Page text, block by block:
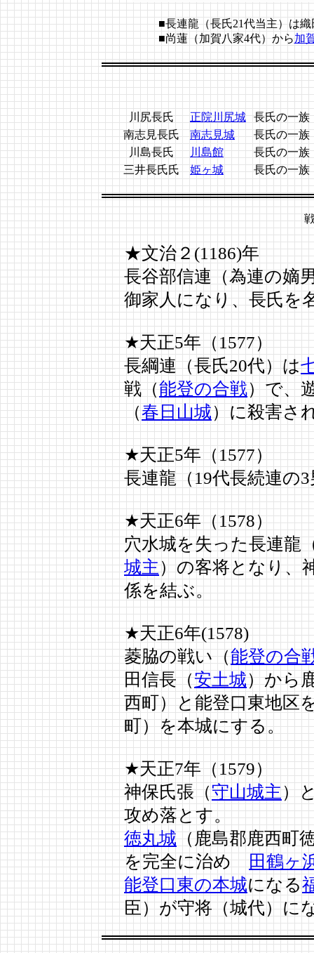
■長連龍（長氏21代当主）は
■尚蓮（加賀八家4代）から加
川尻長氏 正院川尻城
長氏の一族
南志見長氏
南志見城
長氏の一族
川島長氏
川島館
長氏の一族
三井長氏氏
姫ヶ城 長氏の一族
★文治２(1186)年
長谷部信連（為連の嫡
御家人になり、長氏を
★天正5年（1577）
長綱連（長氏20代）は
戦（能登の合戦）で、
（春日山城）に殺害さ
★天正5年（1577）
長連龍（19代長続連の
★天正6年（1578）
穴水城を失った長連龍
城主）の客将となり、
係を結ぶ。
★天正6年(1578)
菱脇の戦い（能登の合
田信長（安土城）から
西町）と能登口東地区
町）を本城にする。
★天正7年（1579）
神保氏張（守山城主）
攻め落とす。
徳丸城（鹿島郡鹿西町
を完全に治め田鶴ヶ
能登口東の本城になる
臣）が守将（城代）に